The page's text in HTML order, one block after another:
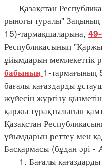
Қазақстан
рыногы туралы" Заңының
15)-тармақшаларына,
Республикасының
ұйымдарын мемлекеттік
бабының 1-тармағының
бағалы қағаздарды
жүйесін жүргізу
қаржы тұрақтылығын
Қазақстан
ұйымдарын реттеу мен
Басқармасы (бұдан әрі -
1. Бағалы қағаздарды